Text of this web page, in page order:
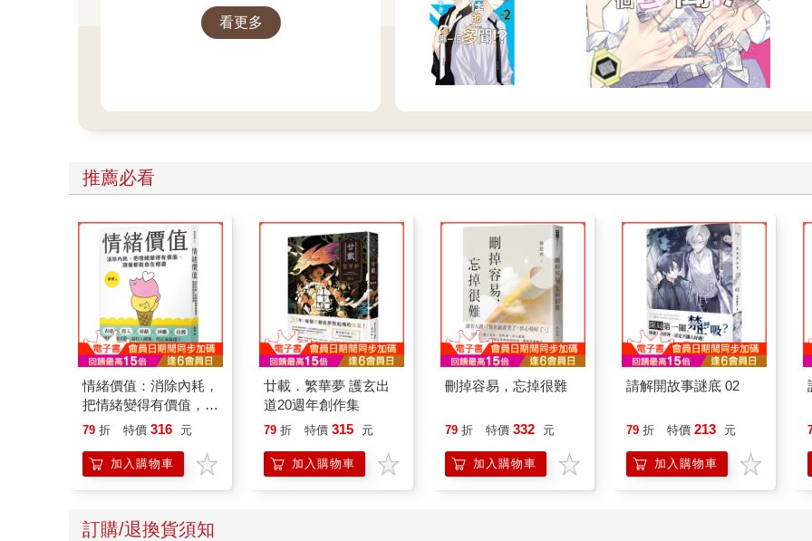
看更多
推薦必看
情緒價值：消除內耗，
把情緒變得有價值，跟
誰都能自在相處
79 折 特價 316 元
加入購物車
廿載．繁華夢 護玄出
道20週年創作集
79 折 特價 315 元
加入購物車
刪掉容易，忘掉很難
79 折 特價 332 元
加入購物車
請解開故事謎底 02
79 折 特價 213 元
加入購物車
訂購/退換貨須知